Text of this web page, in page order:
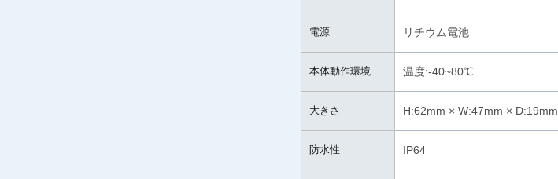
電源 リチウム電池
本体動作環境 温度:-40~80℃
大きさ H:62mm × W:47mm × D:19mm
防水性 IP64